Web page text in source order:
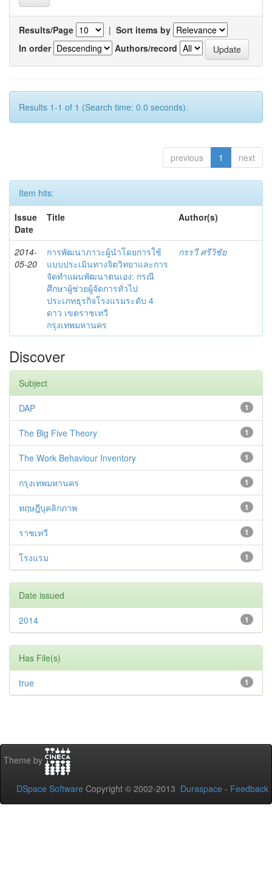
Results/Page | Sort items by
In order
Authors/record
Results 1-1 of 1 (Search time: 0.0 seconds).
previous 1 next
Item hits:
Issue
Date
Title Author(s)
2014-
05-20
การพัฒนาภาวะผู้นำโดยการใช้
แบบประเมินทางจิตวิทยาและการ
จัดทำแผนพัฒนาตนเอง: กรณี
ศึกษาผู้ช่วยผู้จัดการทั่วไป
ประเภทธุรกิจโรงแรมระดับ 4
ดาว เขตราชเทวี
กรุงเทพมหานคร
กรรวี ศรีวิชัย
Discover
Subject
1
DAP
1
The Big Five Theory
1
The Work Behaviour Inventory
1
กรุงเทพมหานคร
1
ทฤษฎีบุคลิกภาพ
1
ราชเทวี
1
โรงแรม
Date issued
1
2014
Has File(s)
1
true
Theme by
DSpace Software Copyright © 2002-2013 Duraspace - Feedback